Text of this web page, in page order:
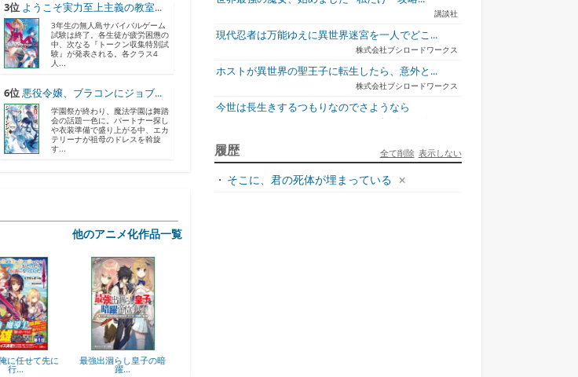
3位 ようこそ実力至上主義の教室...
3年生の無人島サバイバルゲーム
試験は終了。各生徒が疲労困憊の
中、次なる『トークン収集特別試
験』が発表される。各クラス4
人...
6位 悪役令嬢、ブラコンにジョブ...
学園祭が終わり、魔法学園は舞踏
会の話題一色に。パートナー探し
や衣装準備で盛り上がる中、エカ
テリーナが祖母のドレスを斡旋
す...
他のアニメ化作品一覧
最強出涸らし皇子の暗
躍...
落第賢者の学院無双
講談社
現代忍者は万能ゆえに異世界迷宮を一人でどこ...
株式会社ブシロードワークス
ホストが異世界の聖王子に転生したら、意外と...
株式会社ブシロードワークス
今世は長生きするつもりなのでさようなら
宇都宮ケーブルテレビ
ジュリとエレナの森の相談所 ~付与の力であ...
一二三書房
天才悪女は嘘を見破る2
履歴 表示しない
全て削除
・ そこに、君の死体が埋まっている